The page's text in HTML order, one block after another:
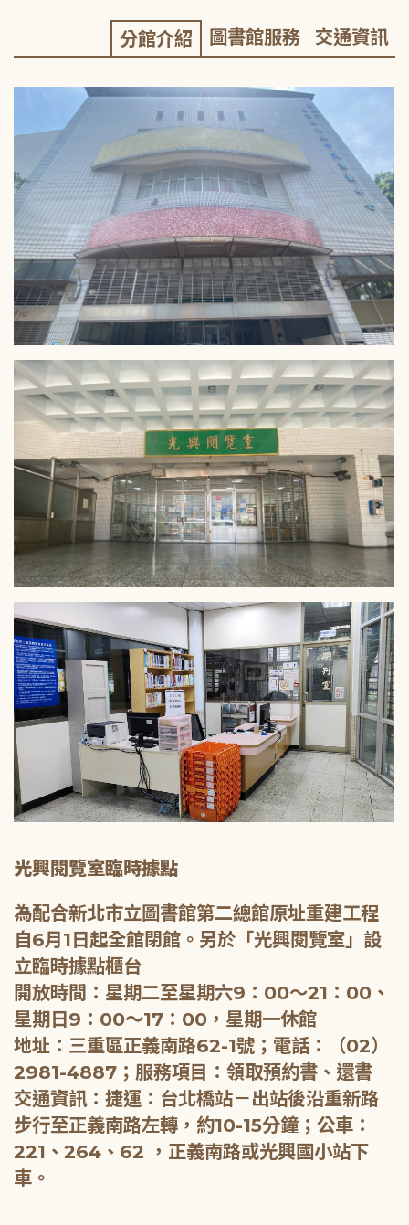
分館介紹 圖書館服務 交通資訊
光興閱覽室臨時據點
為配合新北市立圖書館第二總館原址重建工程
自6月1日起全館閉館。另於「光興閱覽室」設
立臨時據點櫃台
開放時間：星期二至星期六9：00～21：00、
星期日9：00～17：00，星期一休館
地址：三重區正義南路62-1號；電話：（02）
2981-4887；服務項目：領取預約書、還書
交通資訊：捷運：台北橋站－出站後沿重新路
步行至正義南路左轉，約10-15分鐘；公車：
221、264、62 ，正義南路或光興國小站下
車。